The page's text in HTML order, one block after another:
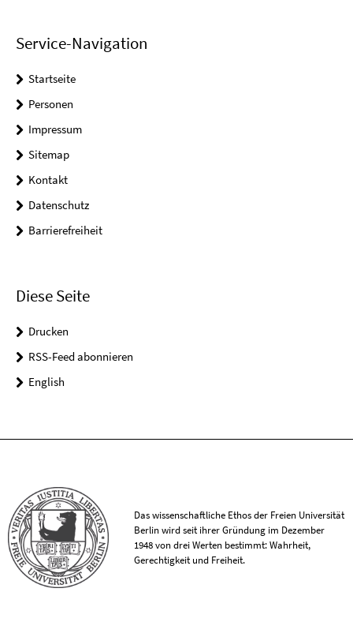
Service-Navigation
Startseite
Personen
Impressum
Sitemap
Kontakt
Datenschutz
Barrierefreiheit
Diese Seite
Drucken
RSS-Feed abonnieren
English
Das wissenschaftliche Ethos der Freien Universität
Berlin wird seit ihrer Gründung im Dezember
1948 von drei Werten bestimmt: Wahrheit,
Gerechtigkeit und Freiheit.